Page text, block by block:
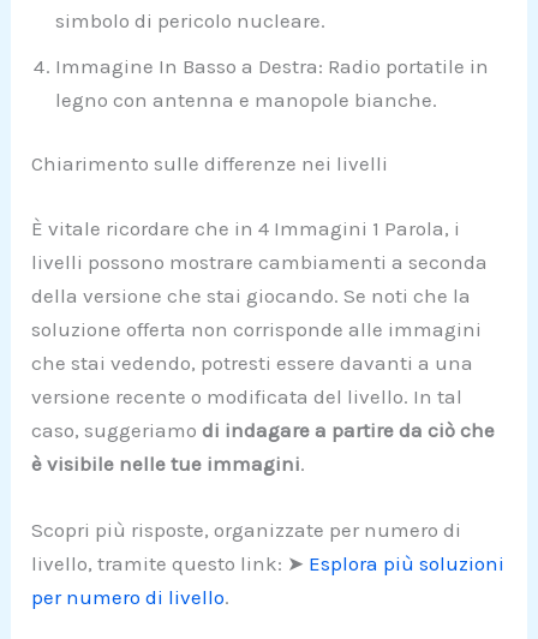
simbolo di pericolo nucleare.
Immagine In Basso a Destra: Radio portatile in
legno con antenna e manopole bianche.
Chiarimento sulle differenze nei livelli
È vitale ricordare che in 4 Immagini 1 Parola, i
livelli possono mostrare cambiamenti a seconda
della versione che stai giocando. Se noti che la
soluzione offerta non corrisponde alle immagini
che stai vedendo, potresti essere davanti a una
versione recente o modificata del livello. In tal
caso, suggeriamodi indagare a partire da ciò che
è visibile nelle tue immagini.
Scopri più risposte, organizzate per numero di
livello, tramite questo link: ➤ Esplora più soluzioni
per numero di livello.